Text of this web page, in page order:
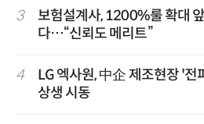
3
보험설계사, 1200%룰 확대
다…“신뢰도 메리트”
4
LG 엑사원, 中企 제조현장 '
상생 시동